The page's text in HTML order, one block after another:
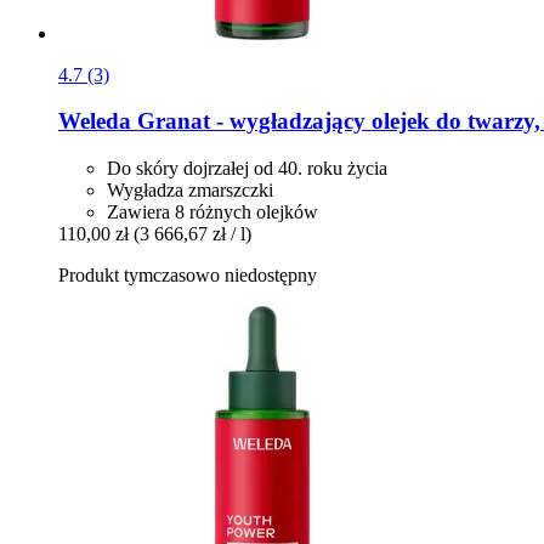
4.7 (3)
Weleda Granat -​ wygładzający olejek do
Do skóry dojrzałej od 40. roku życia
Wygładza zmarszczki
Zawiera 8 różnych olejków
110,00 zł (3 666,67 zł / l)
Produkt tymczasowo niedostępny